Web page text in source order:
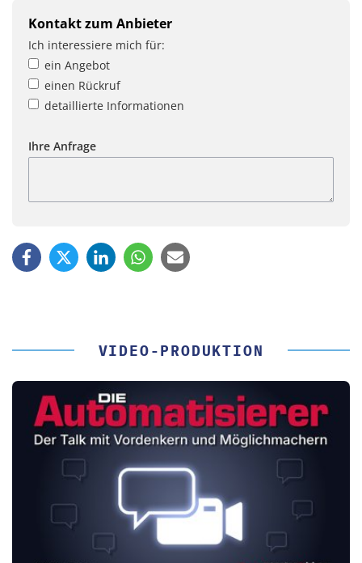
Kontakt zum Anbieter
Ich interessiere mich für:
ein Angebot
einen Rückruf
detaillierte Informationen
Ihre Anfrage
VIDEO-PRODUKTION